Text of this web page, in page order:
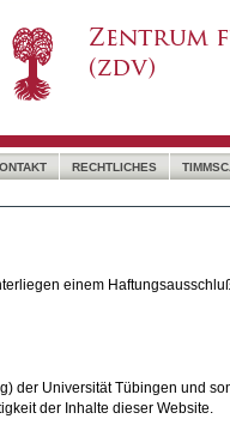
RECHTLICHES
einem
der Universität Tübingen und
der Inhalte dieser Website.